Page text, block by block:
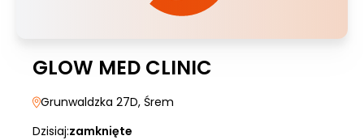
GLOW MED CLINIC
Grunwaldzka 27D, Śrem
Dzisiaj:zamknięte